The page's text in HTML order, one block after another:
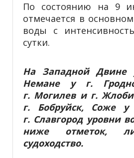
По состоянию на 9
отмечается в
воды с
сутки.
На Западной Двине
Немане у г.
г. Могилев и г.
г. Бобруйск,
Соже у
г. Славгород уровни
ниже отметок,
судоходство.